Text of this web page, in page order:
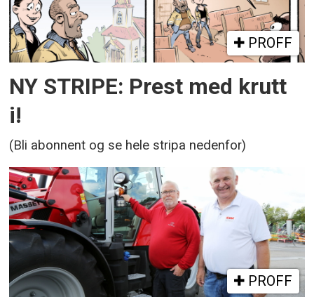
PROFF
NY STRIPE: Prest med krutt
i!
(Bli abonnent og se hele stripa nedenfor)
PROFF